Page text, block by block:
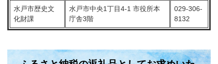
水戸市歴史文
化財課
水戸市中央1丁目4-1 市役所本
庁舎3階
029-306-
8132